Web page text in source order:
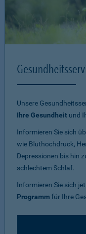
Unsere
Ihre Gesundheit und
Informieren Sie sich
wie Bluthochdruck,
Depressionen bis hin
schlechtem Schlaf.
Informieren Sie sich
Programmfür Ihre